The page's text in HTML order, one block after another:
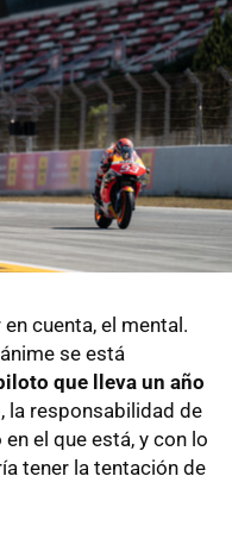
cuenta, el mental.
se está
que lleva un año
, la responsabilidad de
el que está, y con lo
tener la tentación de